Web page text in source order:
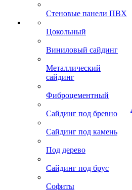
Стеновые панели ПВХ
Цокольный
Виниловый сайдинг
Металлический
сайдинг
Фиброцементный
Сайдинг под бревно
Сайдинг под камень
Под дерево
Сайдинг под брус
Софиты